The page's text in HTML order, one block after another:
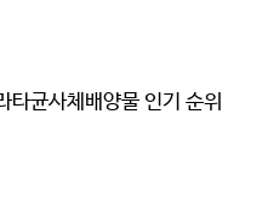
타균사체배양물 인기 순위